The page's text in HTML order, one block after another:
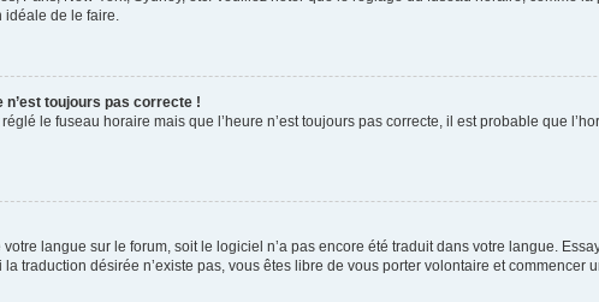
idéale de le faire.
n’est toujours pas correcte !
le fuseau horaire mais que l’heure n’est toujours pas correcte, il est probable que
langue sur le forum, soit le logiciel n’a pas encore été traduit dans votre langue.
traduction désirée n’existe pas, vous êtes libre de vous porter volontaire et